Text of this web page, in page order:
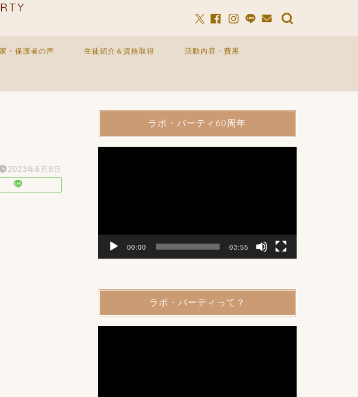
・保護者の声 生徒紹介＆資格取得 活動内容・費用
2023年6月8日
ラボ・パーティ60周年
00:00 03:55
ラボ・パーティって？